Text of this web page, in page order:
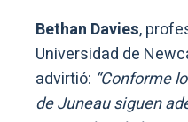
Bethan Davies,
Universidad de
advirtió: “Conforme
de Juneau siguen